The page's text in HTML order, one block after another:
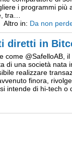
i programmi più
tra…
Altro in: Da non
diretti in
come @SafelloAB,
di una società nata
realizzare
finora,
intende di hi-tech o